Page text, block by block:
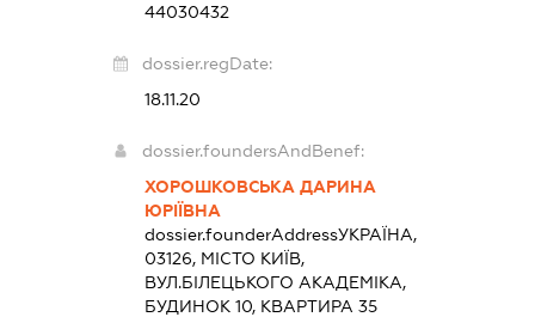
44030432
dossier.regDate:
18.11.20
dossier.foundersAndBenef:
ХОРОШКОВСЬКА ДАРИНА
ЮРІЇВНА
dossier.founderAddressУКРАЇНА,
03126, МІСТО КИЇВ,
ВУЛ.БІЛЕЦЬКОГО АКАДЕМІКА,
БУДИНОК 10, КВАРТИРА 35